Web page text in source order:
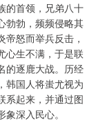
的首领，兄弟八十
勃勃，频频侵略其
怒而举兵反击，
心生不满，于是联
逐鹿大战。历经
韩国人将蚩尤视为
系起来，并通过图
深入民心。